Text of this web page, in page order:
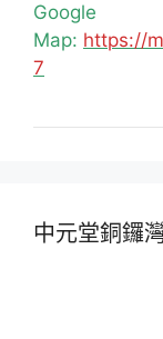
Google
Map: https://
7
中元堂銅鑼